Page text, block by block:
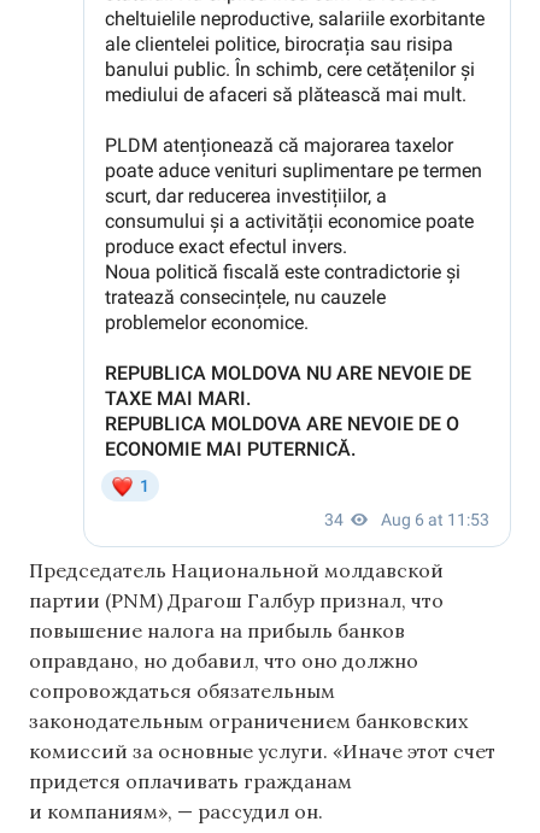
Председатель Национальной молдавской
партии (PNM) Драгош Галбур признал, что
повышение налога на прибыль банков
оправдано, но добавил, что оно должно
сопровождаться обязательным
законодательным ограничением банковских
комиссий за основные услуги. «Иначе этот счет
придется оплачивать гражданам
и компаниям», — рассудил он.